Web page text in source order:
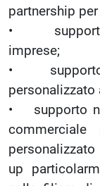
partnership
• supporto
imprese;
• supporto
personalizzato
• supporto
commerciale
up